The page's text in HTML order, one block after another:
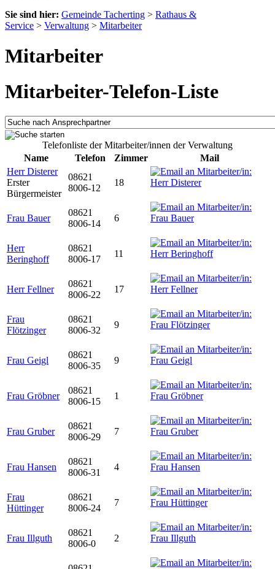
Sie sind hier: Gemeinde Tacherting > Rathaus &
Service > Verwaltung > Mitarbeiter
Mitarbeiter
Mitarbeiter-Telefon-Liste
Telefonliste der Mitarbeiter/innen der Verwaltung
Name
Telefon Zimmer
Mail
Herr Disterer
Erster
Bürgermeister
08621
8006-12
18
Frau Bauer
08621
8006-14
6
Herr
Beringhoff
08621
8006-17
11
Herr Fellner
08621
8006-22
17
Frau
Flötzinger
08621
8006-32
9
Frau Geigl
08621
8006-35
9
Frau Gröbner
08621
8006-15
1
Frau Gruber
08621
8006-29
7
Frau Hansen
08621
8006-31
4
Frau
Hüttinger
08621
8006-24
7
Frau Illguth
08621
8006-0
2